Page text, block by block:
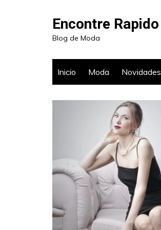
Encontre Rapido
Blog de Moda
Inicio Moda Novidades